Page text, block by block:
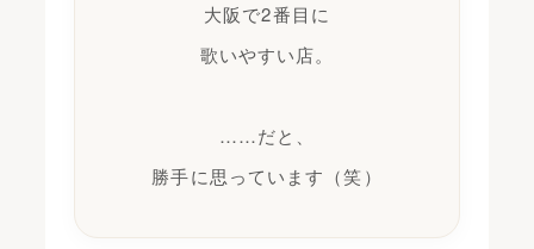
大阪で2番目に
歌いやすい店。
……だと、
勝手に思っています（笑）